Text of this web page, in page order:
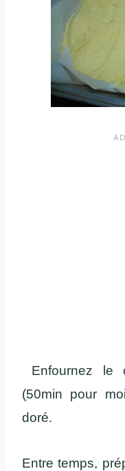
Enfournez le
(50min pour
doré.
Entre temps,